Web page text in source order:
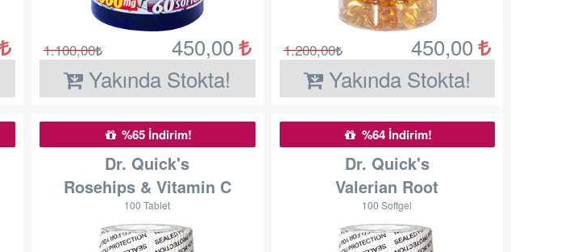
1.100,00
450,00
Yakında Stokta!
1.200,00
450,00
Yakında Stokta!
%65 İndirim!
Dr. Quick's
Rosehips & Vitamin C
100 Tablet
%64 İndirim!
Dr. Quick's
Valerian Root
100 Softgel